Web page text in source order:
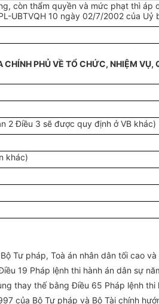
còn thẩm quyền và mức phạt thì áp
UBTVQH 10 ngày 02/7/2002 của Uỷ
PHỦ VỀ TỔ CHỨC, NHIỆM VỤ,
2 Điều 3 sẽ được quy định ở VB khác)
khác)
Tư pháp, Toà án nhân dân tối cao
19 Pháp lệnh thi hành án dân sự
thay thế bằng Điều 65 Pháp lệnh thi
của Bộ Tư pháp và Bộ Tài chính